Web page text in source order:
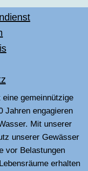
gemeinnützige
Jahren engagieren
Mit unserer
unserer Gewässer
vor Belastungen
erhalten